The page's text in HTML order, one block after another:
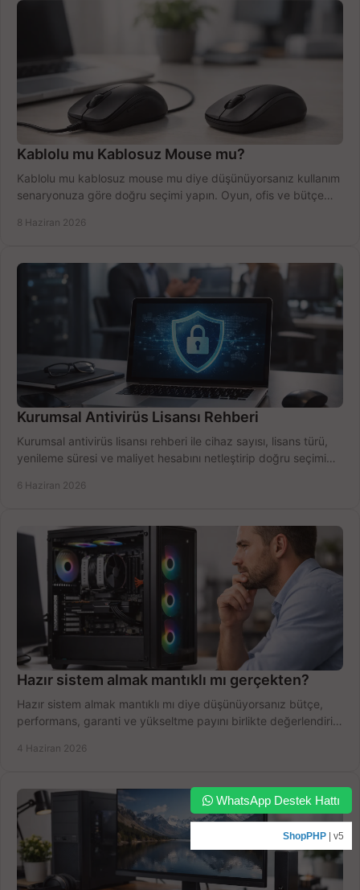
Kablolu mu Kablosuz Mouse mu?
Kablolu mu kablosuz mouse mu diye düşünüyorsanız kullanım
senaryonuza göre doğru seçimi yapın. Oyun, ofis ve bütçe
8 Haziran 2026
Kurumsal Antivirüs Lisansı Rehberi
Kurumsal antivirüs lisansı rehberi ile cihaz sayısı, lisans türü,
yenileme süresi ve maliyet hesabını netleştirip doğru seçimi
6 Haziran 2026
Hazır sistem almak mantıklı mı gerçekten?
Hazır sistem almak mantıklı mı diye düşünüyorsanız bütçe,
performans, garanti ve yükseltme payını birlikte değerlendirin,
4 Haziran 2026
WhatsApp Destek Hattı
ShopPHP | v5